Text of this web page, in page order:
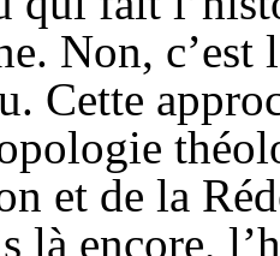
Non, c’est
Cette
et de la
là encore,